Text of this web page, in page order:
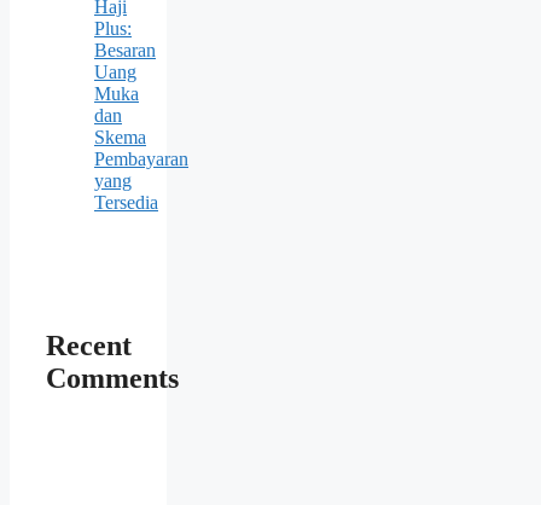
Haji
Plus:
Besaran
Uang
Muka
dan
Skema
Pembayaran
yang
Tersedia
Recent
Comments